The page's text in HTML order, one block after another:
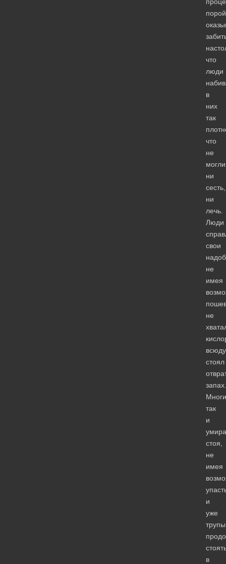
порой
что
люди
в
них
так
что
не
могли
ни
сесть,
ни
лечь.
Люди
свои
не
имея
не
всюду
стоял
запах.
так
и
стоя,
не
имея
и
уже
трупы
в